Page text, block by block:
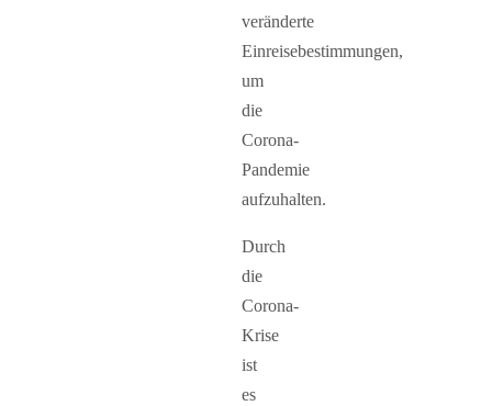
veränderte
Einreisebestimmungen,
um
die
Corona-
Pandemie
aufzuhalten.
Durch
die
Corona-
Krise
ist
es